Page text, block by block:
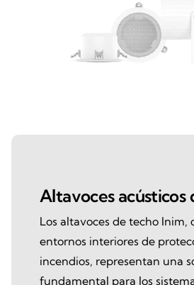
Altavoces acústicos
Los altavoces de techo Inim,
entornos interiores de
incendios, representan una
fundamental para los